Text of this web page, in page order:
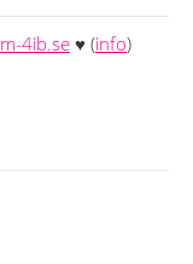
4ib.se ♥ (info)